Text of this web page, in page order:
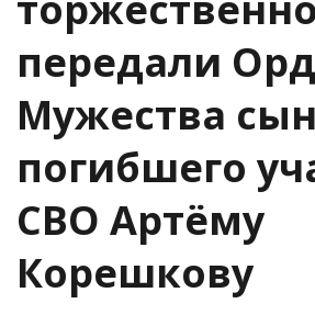
передали
Мужества
погибшего
СВО Артёму
Корешкову